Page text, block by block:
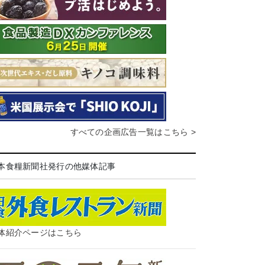
すべての企画広告一覧はこちら >
食糧新聞社発行の他媒体記事
紹介ページはこちら